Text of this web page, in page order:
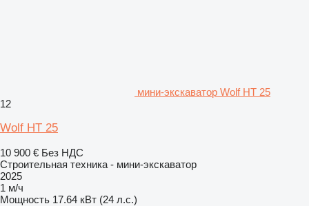
мини-экскаватор Wolf HT 25
12
Wolf HT 25
10 900 € Без НДС
Строительная техника - мини-экскаватор
2025
1 м/ч
Мощность 17.64 кВт (24 л.с.)